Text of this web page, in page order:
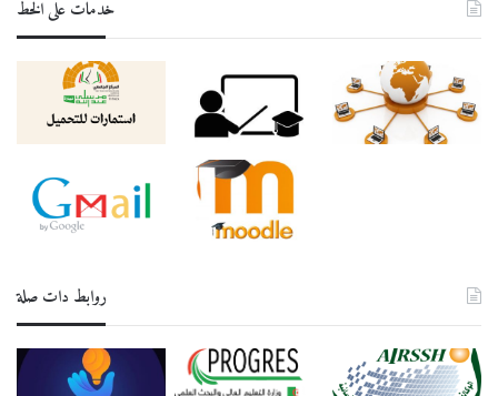
خدمات على الخط
روابط دات صلة